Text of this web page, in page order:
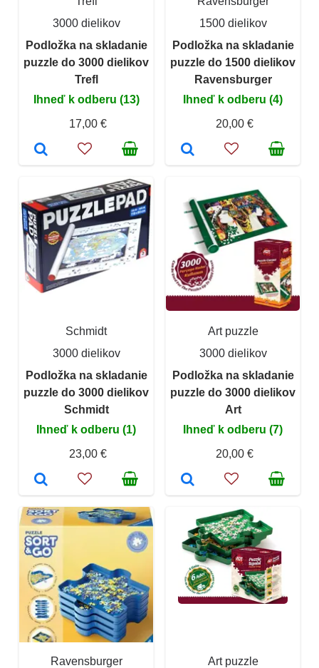
3000 dielikov
Podložka na skladanie
puzzle do 3000 dielikov
Trefl
Ihneď k odberu (13)
17,00 €
1500 dielikov
Podložka na skladanie
puzzle do 1500 dielikov
Ravensburger
Ihneď k odberu (4)
20,00 €
Schmidt
3000 dielikov
Podložka na skladanie
puzzle do 3000 dielikov
Schmidt
Ihneď k odberu (1)
23,00 €
Art puzzle
3000 dielikov
Podložka na skladanie
puzzle do 3000 dielikov
Art
Ihneď k odberu (7)
20,00 €
Ravensburger Art puzzle